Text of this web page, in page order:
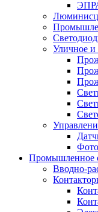
Уличное и
Промышленное
Вводно-